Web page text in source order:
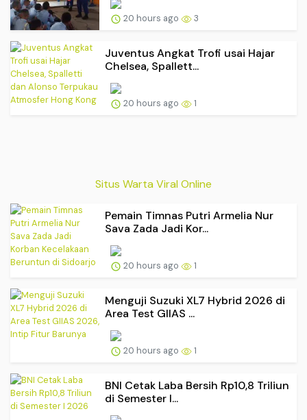
20 hours ago 3
Juventus Angkat Trofi usai Hajar
Chelsea, Spallett...
20 hours ago 1
Situs Warta Viral Online
Pemain Timnas Putri Armelia Nur
Sava Zada Jadi Kor...
20 hours ago 1
Menguji Suzuki XL7 Hybrid 2026 di
Area Test GIIAS ...
20 hours ago 1
BNI Cetak Laba Bersih Rp10,8 Triliun
di Semester I...